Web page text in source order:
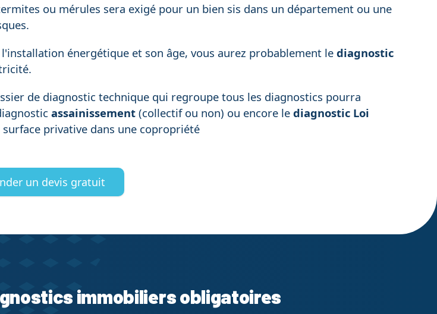
ou mérules sera exigé pour un bien sis dans un département ou une
énergétique et son âge, vous aurez probablement le diagnostic
de diagnostic technique qui regroupe tous les diagnostics pourra
assainissement (collectif ou non) ou encore le diagnostic Loi
privative dans une copropriété
un devis gratuit
immobiliers obligatoires